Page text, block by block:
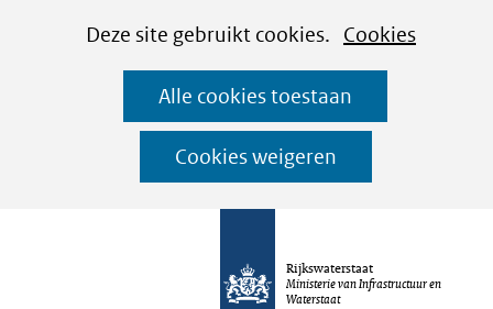
CookiesDeze site gebruikt cookies. Cookies
Alle cookies toestaan
Cookies weigeren
Ga
naar
de
inhoud
Rijkswaterstaat
Ministerie van Infrastructuur en
Waterstaat